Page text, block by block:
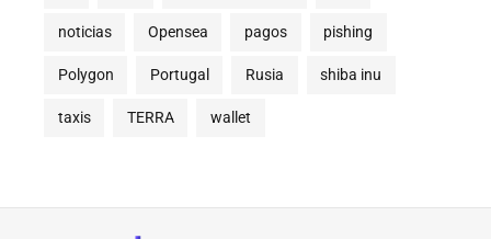
noticias Opensea pagos pishing
Polygon Portugal Rusia shiba inu
taxis TERRA wallet